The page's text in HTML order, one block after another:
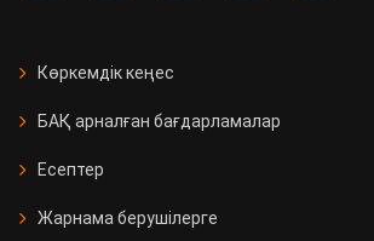
Көркемдік кеңес
БАҚ арналған бағдарламалар
Есептер
Жарнама берушілерге